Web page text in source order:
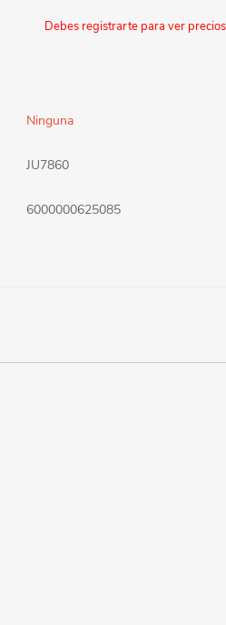
Debes registrarte para ver precios
Ninguna
JU7860
6000000625085